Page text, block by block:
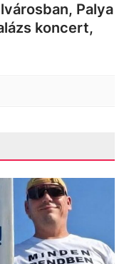
Palya
koncert,